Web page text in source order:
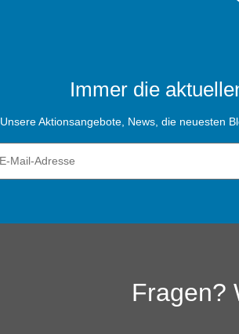
Immer die
Unsere Aktionsangebote, News, die neuesten
Fragen?